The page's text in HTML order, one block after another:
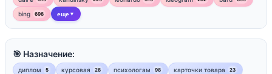
bing 698 еще ▼
🎯 Назначение:
диплом 5 курсовая 28 психологам 98 карточки товара 23